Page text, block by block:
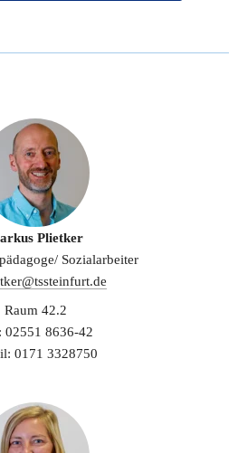
Plietker
Sozialarbeiter
Raum 42.2
02551 8636-42
0171 3328750